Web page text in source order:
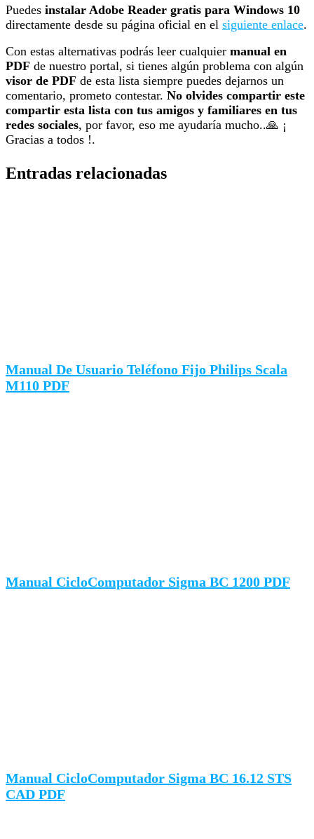
Puedes instalar Adobe Reader gratis para Windows 10
directamente desde su página oficial en el siguiente enlace.
Con estas alternativas podrás leer cualquier manual en
PDF de nuestro portal, si tienes algún problema con algún
visor de PDF de esta lista siempre puedes dejarnos un
comentario, prometo contestar. No olvides compartir este
compartir esta lista con tus amigos y familiares en tus
redes sociales, por favor, eso me ayudaría mucho..🙏 ¡
Gracias a todos !.
Entradas relacionadas
Manual De Usuario Teléfono Fijo Philips Scala
M110 PDF
Manual CicloComputador Sigma BC 1200 PDF
Manual CicloComputador Sigma BC 16.12 STS
CAD PDF